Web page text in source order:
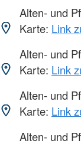
Alten- und
Karte: Link
Alten- und
Karte: Link
Alten- und
Karte: Link
Alten- und